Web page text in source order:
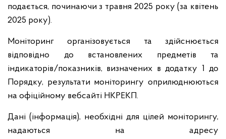
подається, починаючи з травня 2025 року (за квітень
2025 року).
Моніторинг організовується та здійснюється
відповідно до встановлених предметів та
індикаторів/показників, визначених в додатку 1 до
Порядку, результати моніторингу оприлюднюються
на офіційному вебсайті HKPEKП.
Дані (інформація), необхідні для цілей моніторингу,
надаються на адресу